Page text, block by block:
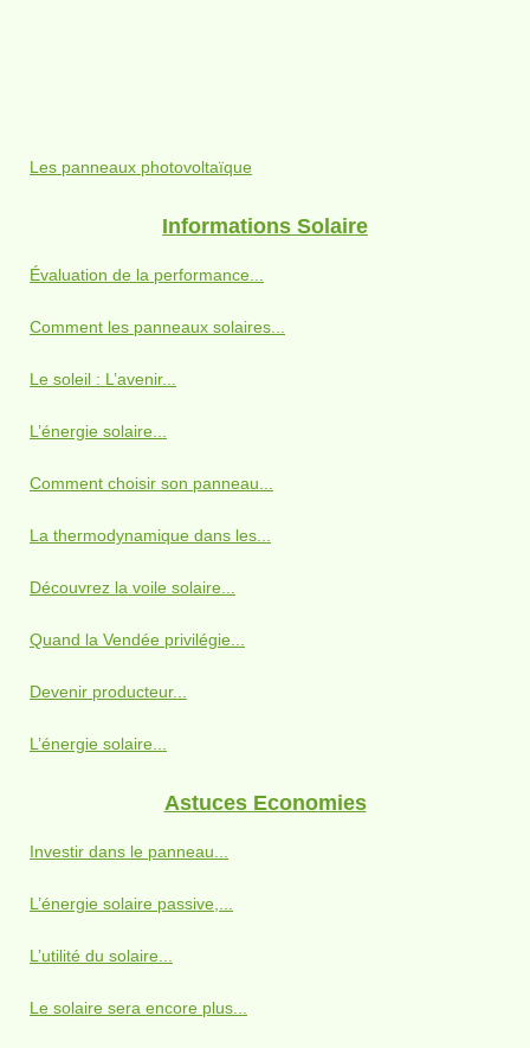
Les panneaux photovoltaïque
Informations Solaire
Évaluation de la performance...
Comment les panneaux solaires...
Le soleil : L’avenir...
L’énergie solaire...
Comment choisir son panneau...
La thermodynamique dans les...
Découvrez la voile solaire...
Quand la Vendée privilégie...
Devenir producteur...
L’énergie solaire...
Astuces Economies
Investir dans le panneau...
L’énergie solaire passive,...
L’utilité du solaire...
Le solaire sera encore plus...